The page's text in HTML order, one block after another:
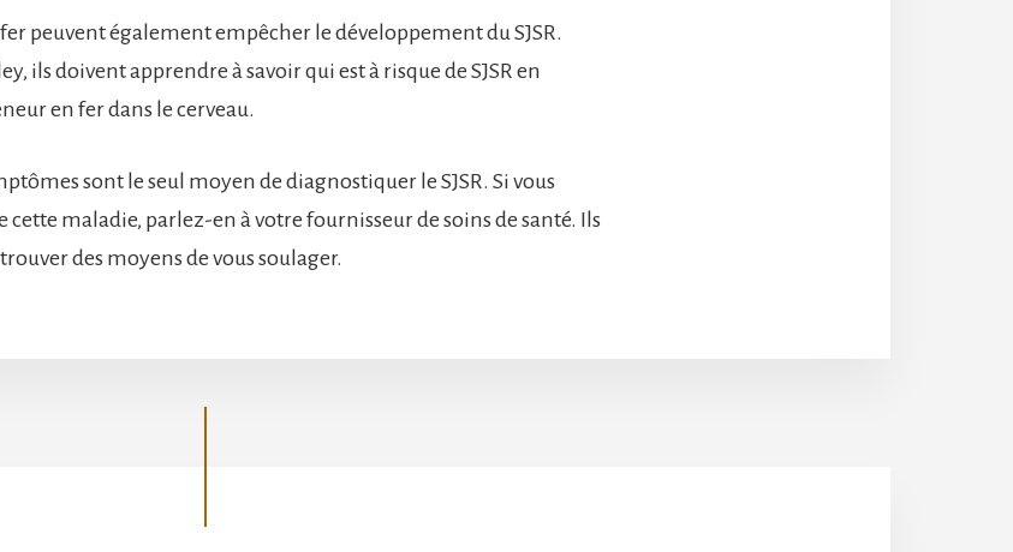
fer peuvent également empêcher le développement du SJSR.
ils doivent apprendre à savoir qui est à risque de SJSR en
en fer dans le cerveau.
sont le seul moyen de diagnostiquer le SJSR. Si vous
cette maladie, parlez-en à votre fournisseur de soins de santé. Ils
des moyens de vous soulager.